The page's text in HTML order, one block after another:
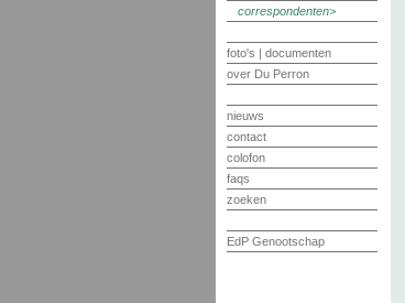
correspondenten
foto's | documenten
over Du Perron
nieuws
contact
colofon
faqs
zoeken
EdP Genootschap